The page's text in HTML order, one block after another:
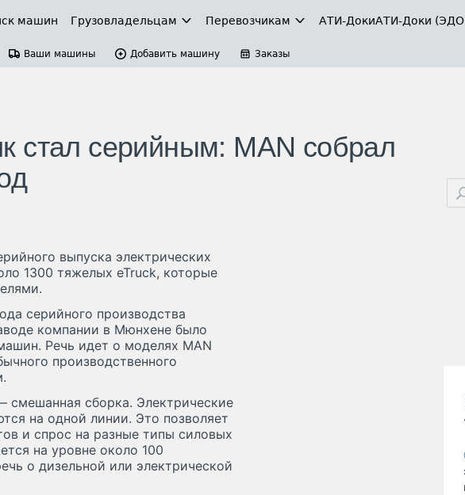
машин Грузовладельцам Перевозчикам АТИ-ДокиАТИ-Доки
Ваши машины Добавить машину Заказы
стал серийным: MAN собрал
выпуска электрических
1300 тяжелых eTruck, которые
серийного производства
компании в Мюнхене было
Речь идет о моделях MAN
производственного
смешанная сборка. Электрические
на одной линии. Это позволяет
и спрос на разные типы силовых
на уровне около 100
о дизельной или электрической